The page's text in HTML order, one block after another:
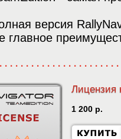
версия
главное
Лицензия
1 200 р.